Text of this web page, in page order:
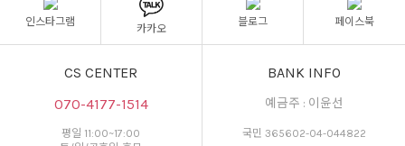
인스타그램
카카오
블로그 페이스북
CS CENTER
070-4177-1514
평일 11:00~17:00
BANK INFO
예금주 : 이윤선
국민 365602-04-044822